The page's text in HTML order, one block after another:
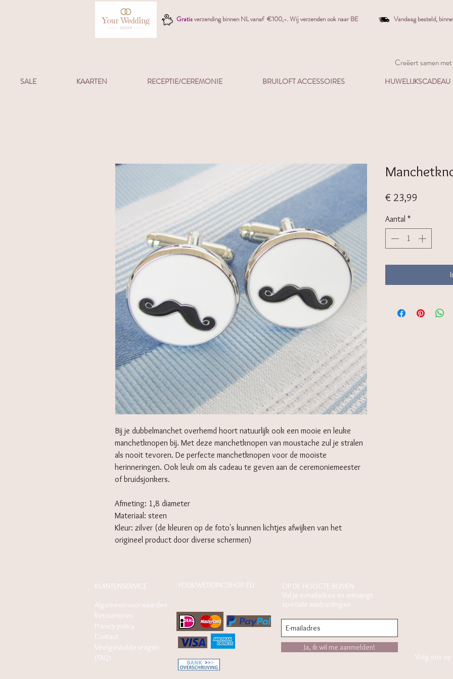
Gratisverzending binnen NL vanaf €100,-. Wij verzenden ook naar BE Vandaag besteld,
Creëert samen
SALE KAARTEN RECEPTIE/CEREMONIE BRUILOFT ACCESSOIRES HUWELIJKSCADEAU
Bij je dubbelmanchet overhemd hoort natuurlijk ook een mooie en leuke
manchetknopen bij. Met deze manchetknopen van moustache zul je stralen
als nooit tevoren. De perfecte manchetknopen voor de mooiste
herinneringen. Ook leuk om als cadeau te geven aan de ceremoniemeester
of bruidsjonkers.
Afmeting: 1,8 diameter
Materiaal: steen
Kleur: zilver (de kleuren op de foto's kunnen lichtjes afwijken van het
origineel product door diverse schermen)
€ 23,99
Aantal *
Volg ons op
KLANTENSERVICE
Algemeen voorwaarden
Retourneren
Privacy policy
Contact
Veelgestelde vragen
(FAQ)
YOURWEDDINGSHOP.EU
OP DE HOOGTE BLIJVEN
Vul je e-mailadres en ontvangt
speciale aanbiedingen
Ja, ik wil me aanmelden!